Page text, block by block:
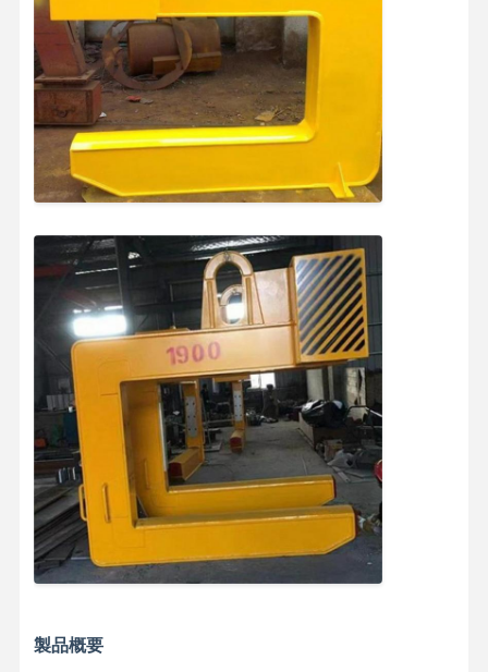
会社案内 品質管理 お問い合わせ
すべての場合今雑談しなさ
クレーンの車輪
ワイヤー ロープ ドラム
クレーンフック
エンドキャリッジ
クレーン・ポリー・ブロック
グラブ
クレーン
ホイスト
製品概要